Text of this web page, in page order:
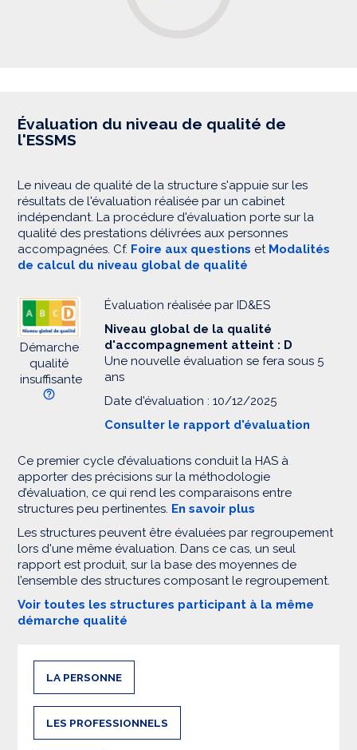
Évaluation du niveau de qualité de
l'ESSMS
Le niveau de qualité de la structure s'appuie sur les
résultats de l'évaluation réalisée par un cabinet
indépendant. La procédure d'évaluation porte sur la
qualité des prestations délivrées aux personnes
accompagnées. Cf. Foire aux questions et Modalités
de calcul du niveau global de qualité
Démarche
qualité
insuffisante
Évaluation réalisée par ID&ES
Niveau global de la qualité
d'accompagnement atteint : D
Une nouvelle évaluation se fera sous 5
ans
Date d'évaluation : 10/12/2025
Consulter le rapport d'évaluation
Ce premier cycle d’évaluations conduit la HAS à
apporter des précisions sur la méthodologie
d’évaluation, ce qui rend les comparaisons entre
structures peu pertinentes. En savoir plus
Les structures peuvent être évaluées par regroupement
lors d'une même évaluation. Dans ce cas, un seul
rapport est produit, sur la base des moyennes de
l’ensemble des structures composant le regroupement.
Voir toutes les structures participant à la même
démarche qualité
LA PERSONNE
LES PROFESSIONNELS